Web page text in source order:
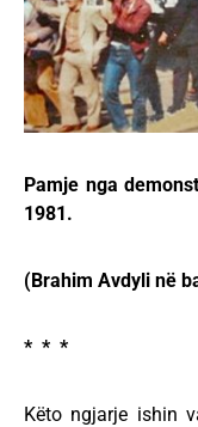
Pamje nga
1981.
(Brahim Avdyli në
* * *
Këto ngjarje ishin